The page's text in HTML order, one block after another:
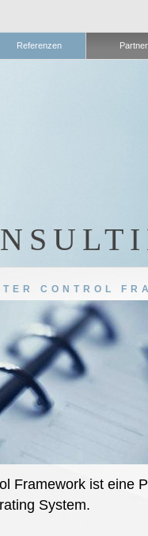
Referenzen Partner
CONTROL
Framework ist eine
System.